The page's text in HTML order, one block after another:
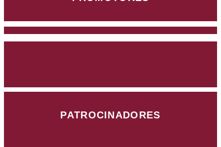
PATROCINADORES